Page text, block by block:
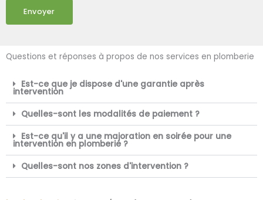
Envoyer
Questions et réponses à propos de nos services en plomberie
Est-ce que je dispose d'une garantie après
intervention
Quelles-sont les modalités de paiement ?
Est-ce qu'il y a une majoration en soirée pour une
intervention en plomberie ?
Quelles-sont nos zones d'intervention ?